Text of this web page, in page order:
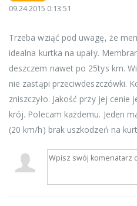
09.24.2015 0:13:51
Trzeba wziąć pod uwagę, że
idealna kurtka na upały.
deszczem nawet po 25tys km.
nie zastąpi przeciwdeszczówki.
zniszczyło. Jakość przy jej
krój. Polecam każdemu. Jeden
(20 km/h) brak uszkodzeń na